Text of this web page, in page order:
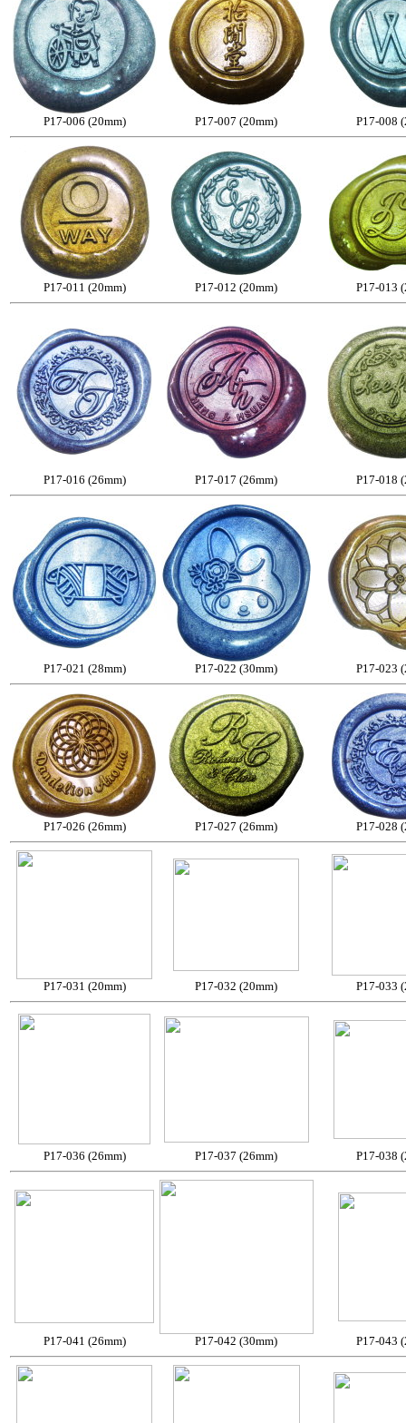
P17-006 (20mm) P17-007 (20mm) P17-008
P17-011 (20mm) P17-012 (20mm) P17-013
P17-016 (26mm) P17-017 (26mm) P17-018
P17-021 (28mm) P17-022 (30mm) P17-023
P17-026 (26mm) P17-027 (26mm) P17-028
P17-031 (20mm) P17-032 (20mm) P17-033
P17-036 (26mm) P17-037 (26mm) P17-038
P17-041 (26mm) P17-042 (30mm) P17-043